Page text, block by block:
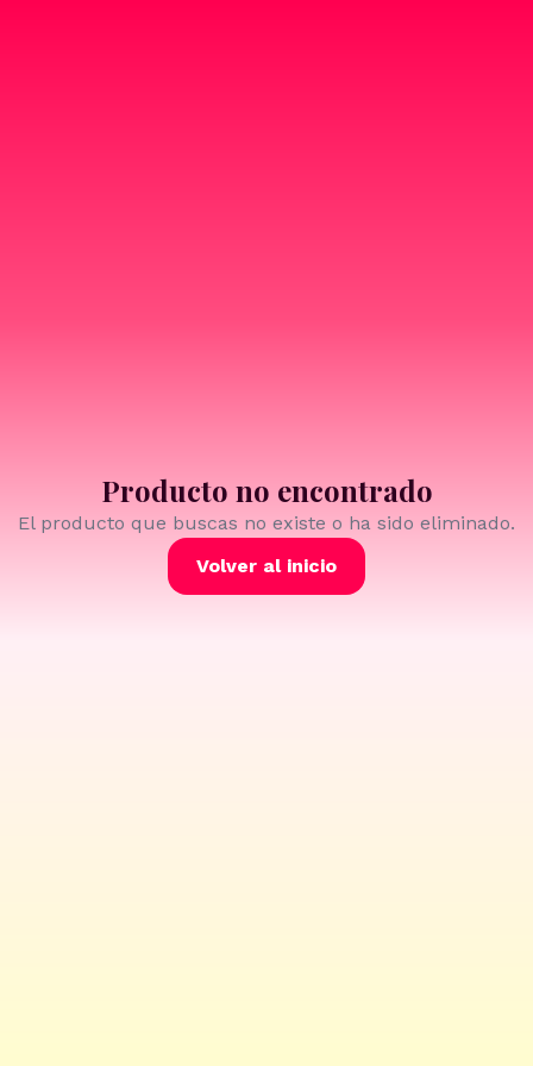
Producto no encontrado
El producto que buscas no existe o ha sido eliminado.
Volver al inicio